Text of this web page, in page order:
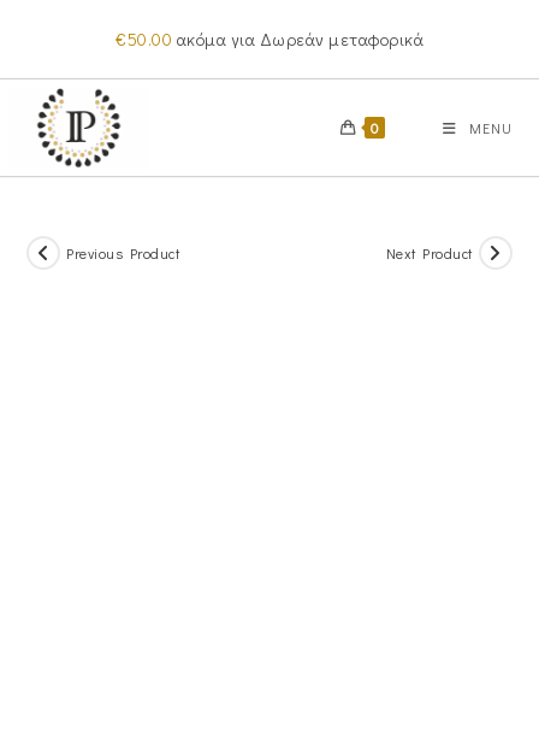
content
€50.00 ακόμα για Δωρεάν μεταφορικά
0 MENU
Previous Product Next Product